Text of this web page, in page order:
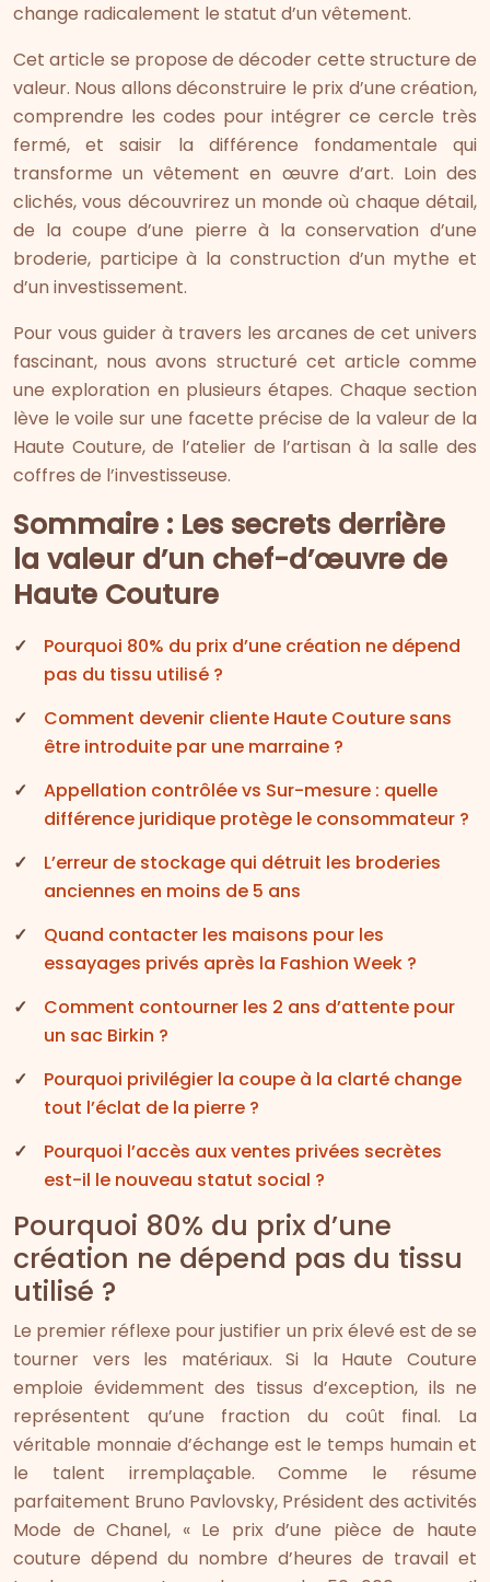
change radicalement le statut d’un vêtement.
Cet article se propose de décoder cette structure de
valeur. Nous allons déconstruire le prix d’une création,
comprendre les codes pour intégrer ce cercle très
fermé, et saisir la différence fondamentale qui
transforme un vêtement en œuvre d’art. Loin des
clichés, vous découvrirez un monde où chaque détail,
de la coupe d’une pierre à la conservation d’une
broderie, participe à la construction d’un mythe et
d’un investissement.
Pour vous guider à travers les arcanes de cet univers
fascinant, nous avons structuré cet article comme
une exploration en plusieurs étapes. Chaque section
lève le voile sur une facette précise de la valeur de la
Haute Couture, de l’atelier de l’artisan à la salle des
coffres de l’investisseuse.
Sommaire : Les secrets derrière
la valeur d’un chef-d’œuvre de
Haute Couture
Pourquoi 80% du prix d’une création ne dépend
pas du tissu utilisé ?
Comment devenir cliente Haute Couture sans
être introduite par une marraine ?
Appellation contrôlée vs Sur-mesure : quelle
différence juridique protège le consommateur ?
L’erreur de stockage qui détruit les broderies
anciennes en moins de 5 ans
Quand contacter les maisons pour les
essayages privés après la Fashion Week ?
Comment contourner les 2 ans d’attente pour
un sac Birkin ?
Pourquoi privilégier la coupe à la clarté change
tout l’éclat de la pierre ?
Pourquoi l’accès aux ventes privées secrètes
est-il le nouveau statut social ?
Pourquoi 80% du prix d’une
création ne dépend pas du tissu
utilisé ?
Le premier réflexe pour justifier un prix élevé est de se
tourner vers les matériaux. Si la Haute Couture
emploie évidemment des tissus d’exception, ils ne
représentent qu’une fraction du coût final. La
véritable monnaie d’échange est le temps humain et
le talent irremplaçable. Comme le résume
parfaitement Bruno Pavlovsky, Président des activités
Mode de Chanel, « Le prix d’une pièce de haute
couture dépend du nombre d’heures de travail et